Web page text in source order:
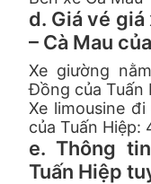
d. Giá vé
– Cà Mau
Xe giường
Đồng của Tuấn
Xe limousine
của Tuấn Hiệp:
e. Thông
Tuấn Hiệp